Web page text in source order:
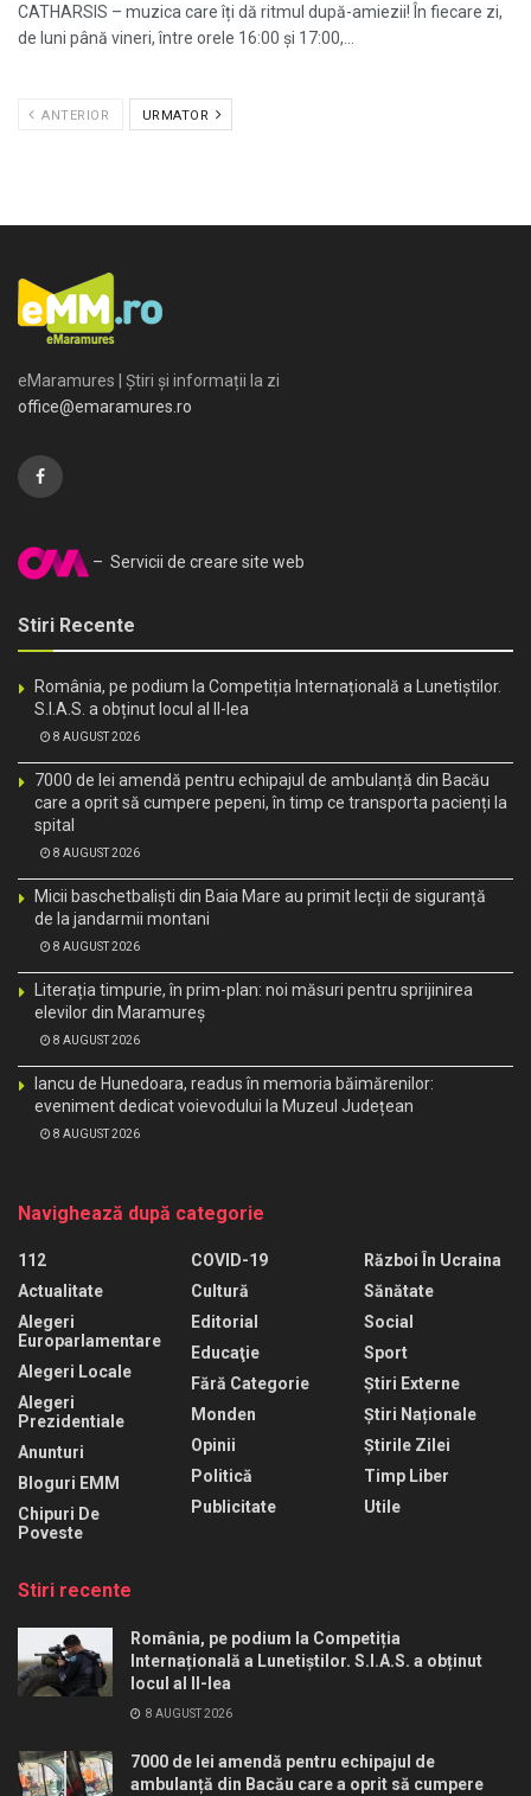
CATHARSIS – muzica care îți dă ritmul după-amiezii! În fiecare zi,
de luni până vineri, între orele 16:00 și 17:00,...
ANTERIOR URMATOR
eMaramures | Știri și informații la zi
office@emaramures.ro
– Servicii de creare site web
Stiri Recente
România, pe podium la Competiția Internațională a Lunetiștilor.
S.I.A.S. a obținut locul al II-lea
8 AUGUST 2026
7000 de lei amendă pentru echipajul de ambulanță din Bacău
care a oprit să cumpere pepeni, în timp ce transporta pacienți la
spital
8 AUGUST 2026
Micii baschetbaliști din Baia Mare au primit lecții de siguranță
de la jandarmii montani
8 AUGUST 2026
Literația timpurie, în prim-plan: noi măsuri pentru sprijinirea
elevilor din Maramureș
8 AUGUST 2026
Iancu de Hunedoara, readus în memoria băimărenilor:
eveniment dedicat voievodului la Muzeul Județean
8 AUGUST 2026
Navighează după categorie
112
Actualitate
Alegeri
Europarlamentare
Alegeri Locale
Alegeri
Prezidentiale
Anunturi
Bloguri EMM
Chipuri De
Poveste
COVID-19
Cultură
Editorial
Educaţie
Fără Categorie
Monden
Opinii
Politică
Publicitate
Război În Ucraina
Sănătate
Social
Sport
Știri Externe
Știri Naționale
Știrile Zilei
Timp Liber
Utile
Stiri recente
România, pe podium la Competiția
Internațională a Lunetiștilor. S.I.A.S. a obținut
locul al II-lea
8 AUGUST 2026
7000 de lei amendă pentru echipajul de
ambulanță din Bacău care a oprit să cumpere